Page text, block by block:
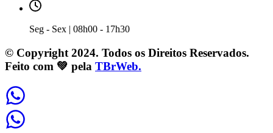
Seg - Sex | 08h00 - 17h30
© Copyright 2024. Todos os Direitos Reservados.
Feito com 💚 pela TBrWeb.